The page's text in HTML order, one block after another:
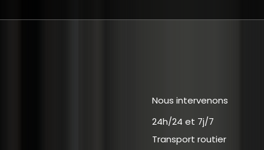
Nous intervenons
24h/24 et 7j/7
Transport routier